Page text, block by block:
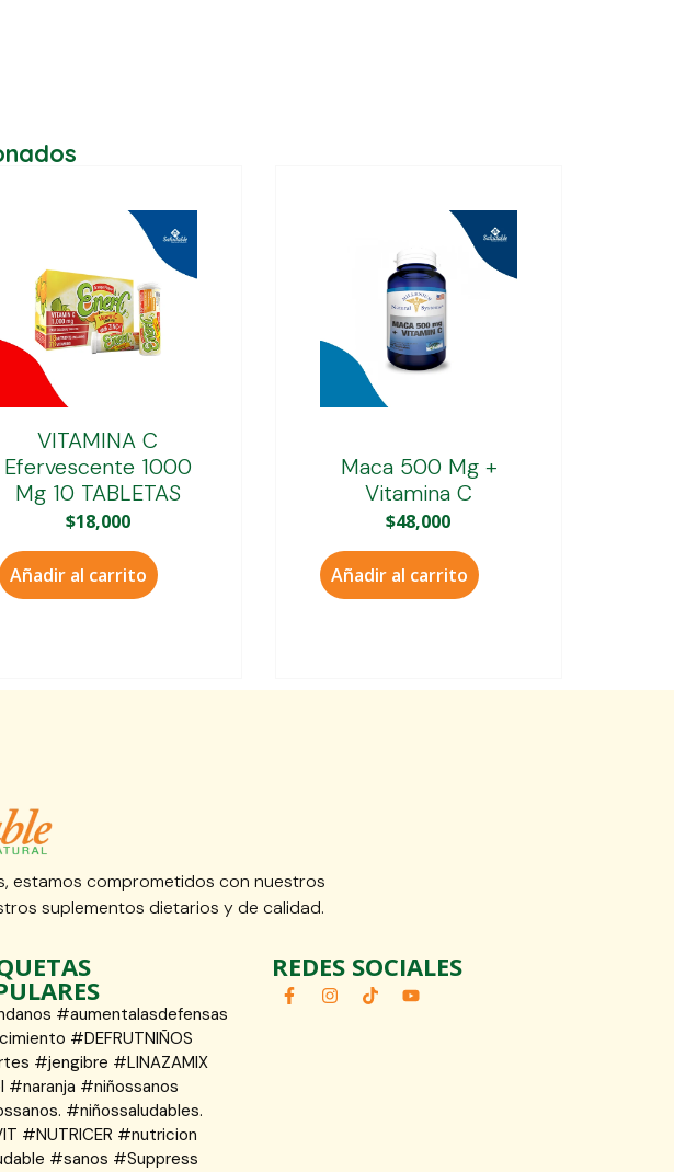
VITAMINA C
Efervescente 1000
Mg 10 TABLETAS
$18,000
Añadir al carrito
Maca 500 Mg +
Vitamina C
$48,000
Añadir al carrito
estamos comprometidos con nuestros
suplementos dietarios y de calidad.
#aumentalasdefensas
#DEFRUTNIÑOS
#jengibre #LINAZAMIX
#naranja #niñossanos
#niñossaludables.
#NUTRICER #nutricion
#sanos #Suppress
REDES SOCIALES